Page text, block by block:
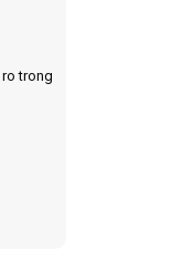
ro trong